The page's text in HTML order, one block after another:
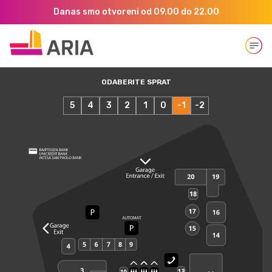
Danas smo otvoreni od 09.00 do 22.00
Open
ODABERITE SPRAT
5 4 3 2 1 0 -1 -2